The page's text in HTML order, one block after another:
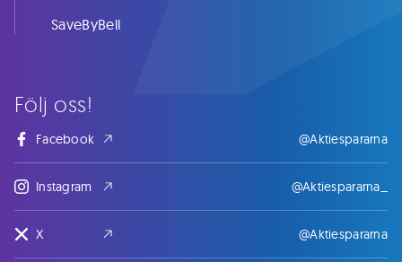
Följ oss!
Facebook @Aktiespararna
Instagram @Aktiespararna_
X @Aktiespararna
SaveByBell